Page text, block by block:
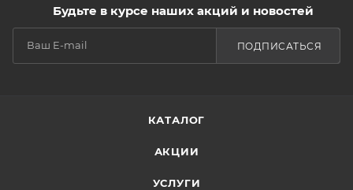
Будьте в курсе наших акций и новостей
ПОДПИСАТЬСЯ
КАТАЛОГ
АКЦИИ
УСЛУГИ